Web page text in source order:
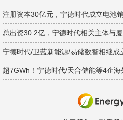
注册资本30亿元，宁德时代成立电池
总出资30.2亿，宁德时代相关主体与
宁德时代/卫蓝新能源/易储数智相继成
超7GWh！宁德时代/天合储能等4企